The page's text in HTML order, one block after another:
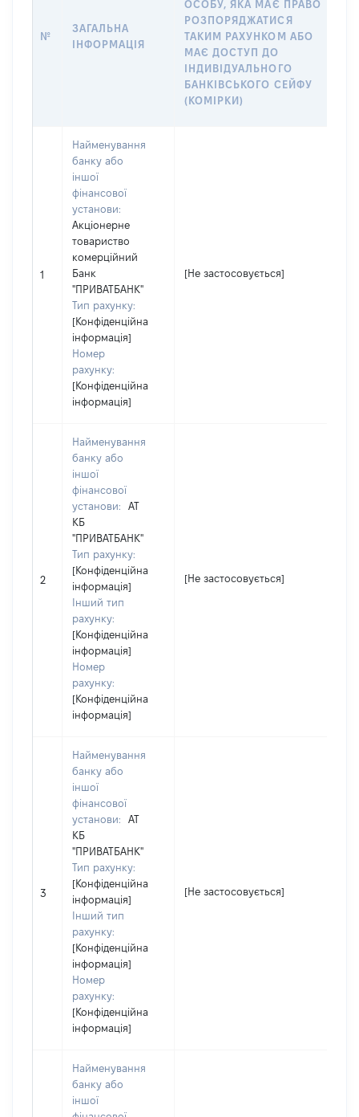
№
ЗАГАЛЬНА
ІНФОРМАЦІЯ
ОСОБУ, ЯКА МАЄ ПРАВО
РОЗПОРЯДЖАТИСЯ
ТАКИМ РАХУНКОМ АБО
МАЄ ДОСТУП ДО
ІНДИВІДУАЛЬНОГО
БАНКІВСЬКОГО СЕЙФУ
(КОМІРКИ)
1
Найменування
банку або
іншої
фінансової
установи:
Акціонерне
товариство
комерційний
Банк
"ПРИВАТБАНК"
Тип рахунку:
[Конфіденційна
інформація]
Номер
рахунку:
[Конфіденційна
інформація]
[Не застосовується]
2
Найменування
банку або
іншої
фінансової
установи:
АТ
КБ
"ПРИВАТБАНК"
Тип рахунку:
[Конфіденційна
інформація]
Інший тип
рахунку:
[Конфіденційна
інформація]
Номер
рахунку:
[Конфіденційна
інформація]
[Не застосовується]
3
Найменування
банку або
іншої
фінансової
установи:
АТ
КБ
"ПРИВАТБАНК"
Тип рахунку:
[Конфіденційна
інформація]
Інший тип
рахунку:
[Конфіденційна
інформація]
Номер
рахунку:
[Конфіденційна
інформація]
[Не застосовується]
Найменування
банку або
іншої